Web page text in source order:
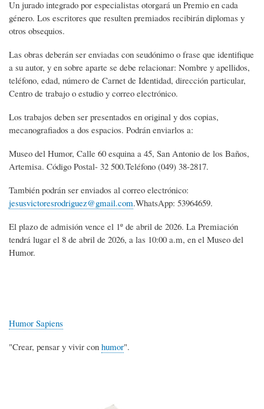
Un jurado integrado por especialistas otorgará un Premio en cada
género. Los escritores que resulten premiados recibirán diplomas y
otros obsequios.
Las obras deberán ser enviadas con seudónimo o frase que identifique
a su autor, y en sobre aparte se debe relacionar: Nombre y apellidos,
teléfono, edad, número de Carnet de Identidad, dirección particular,
Centro de trabajo o estudio y correo electrónico.
Los trabajos deben ser presentados en original y dos copias,
mecanografiados a dos espacios. Podrán enviarlos a:
Museo del Humor, Calle 60 esquina a 45, San Antonio de los Baños,
Artemisa. Código Postal- 32 500.Teléfono (049) 38-2817.
También podrán ser enviados al correo electrónico:
jesusvictoresrodriguez@gmail.com.WhatsApp: 53964659.
El plazo de admisión vence el 1º de abril de 2026. La Premiación
tendrá lugar el 8 de abril de 2026, a las 10:00 a.m, en el Museo del
Humor.
Humor Sapiens
"Crear, pensar y vivir con humor".